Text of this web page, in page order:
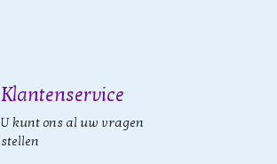
Klantenservice
U kunt ons al uw vragen
stellen